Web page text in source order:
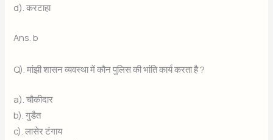
d). करटाहा
Ans. b
Q). मांझी शासन व्यवस्था में कौन पुलिस की भांति कार्य करता है ?
a). चौकीदार
b). गुडैत
c). लासेर टंगाय